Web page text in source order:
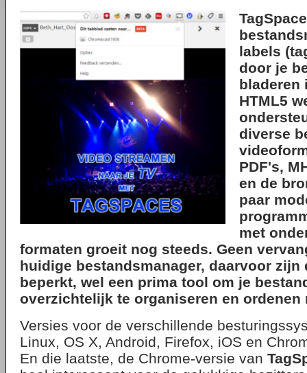
labels
door je
bladeren
HTML5
diverse
PDF's,
en de
paar
met
formaten groeit nog steeds. Geen
huidige bestandsmanager, daarvoor zijn
beperkt, wel een prima tool om je
overzichtelijk te organiseren en ordenen
Versies voor de verschillende
Linux, OS X, Android, Firefox, iOS en
En die laatste, de Chrome-versie van